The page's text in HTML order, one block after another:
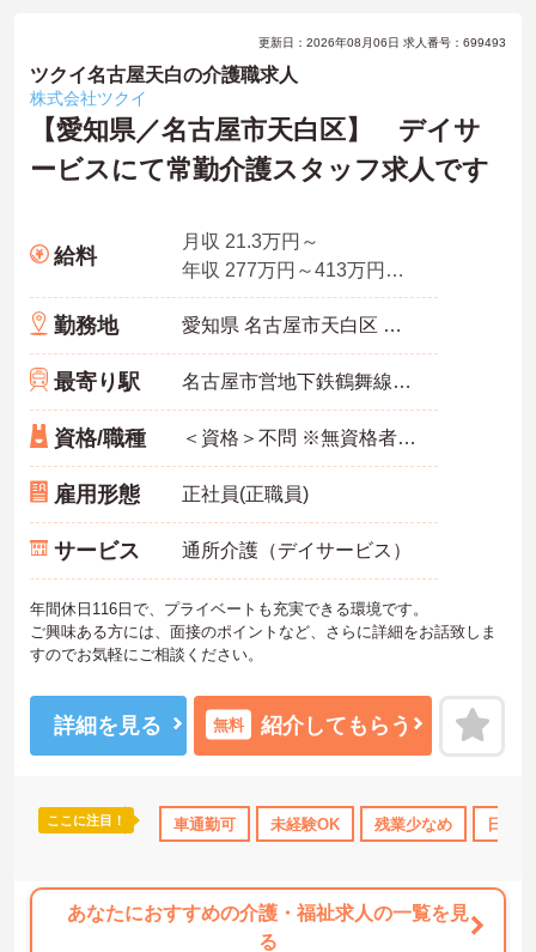
更新日：2026年08月06日 求人番号：699493
ツクイ名古屋天白の介護職求人
株式会社ツクイ
【愛知県／名古屋市天白区】 デイサ
ービスにて常勤介護スタッフ求人です
給料
月収 21.3万円～
年収 277万円～413万円程度
勤務地 愛知県 名古屋市天白区 植田山3-711
最寄り駅 名古屋市営地下鉄鶴舞線「塩釜口駅」バス・車5分
資格/職種 ＜資格＞不問 ※無資格者：入社半年以内に会社負担で認知症介護基礎研修受講 ＜経験＞不問
雇用形態 正社員(正職員)
サービス 通所介護（デイサービス）
年間休日116日で、プライベートも充実できる環境です。
ご興味ある方には、面接のポイントなど、さらに詳細をお話致しま
すのでお気軽にご相談ください。
詳細を見る 無料 紹介してもらう
ここに注目！ 車通勤可 未経験OK 残業少なめ 日勤
あなたにおすすめの介護・福祉求人の一覧を見
る